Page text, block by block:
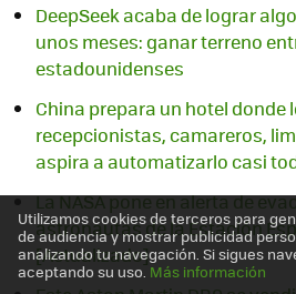
DeepSeek acaba de lograr
unos meses: ganar terreno
estadounidenses
China prepara un hotel donde
recepcionistas, camareros,
aspira a automatizarlo casi
La NASA pone en alerta de
astronautas de la Estación
[Actualizado]
Utilizamos cookies de terceros para
de audiencia y mostrar publicidad
analizando tu navegación. Si sigues
aceptando su uso.Más información